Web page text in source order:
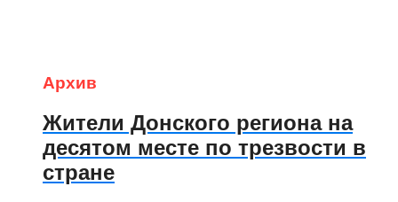
Архив
Жители Донского региона на
десятом месте по трезвости в
стране